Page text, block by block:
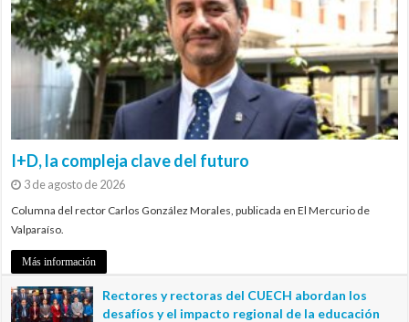
I+D, la compleja clave del futuro
3 de agosto de 2026
Columna del rector Carlos González Morales, publicada en El Mercurio de
Valparaíso.
Más información
Rectores y rectoras del CUECH abordan los
desafíos y el impacto regional de la educación